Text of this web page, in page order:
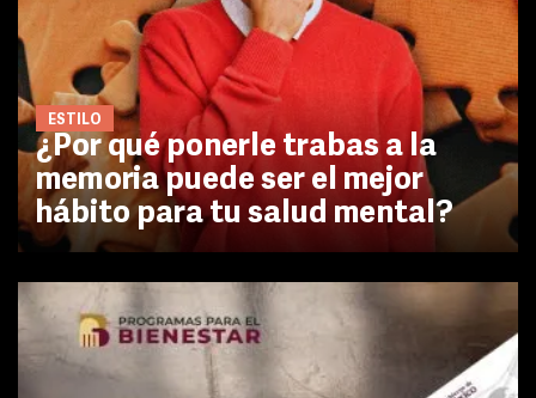
ESTILO
¿Por qué ponerle trabas a la
memoria puede ser el mejor
hábito para tu salud mental?